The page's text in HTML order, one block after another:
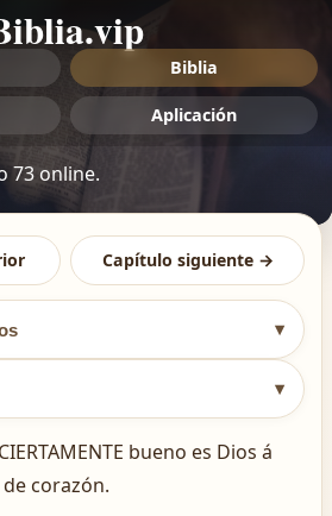
Biblia
Aplicación
73 online.
Capítulo siguiente →
▾
▾
bueno es Dios á
corazón.